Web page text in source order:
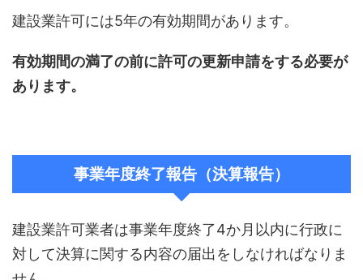
建設業許可には5年の有効期間があります。
有効期間の満了の前に許可の更新申請をする必要が
あります。
事業年度終了報告（決算報告）
建設業許可業者は事業年度終了4か月以内に行政に
対して決算に関する内容の届出をしなければなりま